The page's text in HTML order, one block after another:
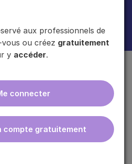
aux professionnels de
ou créez gratuitement
y accéder.
connecter
compte gratuitement
sur l'usage de vos donnéesici.
de connaissances médicales
de la médecine générale.